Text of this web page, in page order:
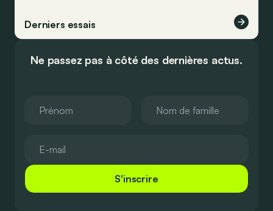
Derniers essais
Ne passez pas à côté des dernières actus.
S'inscrire